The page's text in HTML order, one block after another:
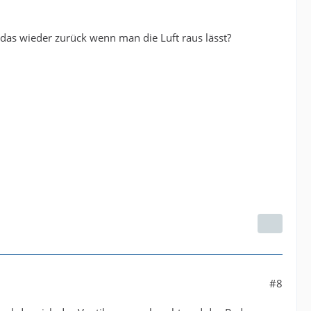
wieder zurück wenn man die Luft raus lässt?
#8